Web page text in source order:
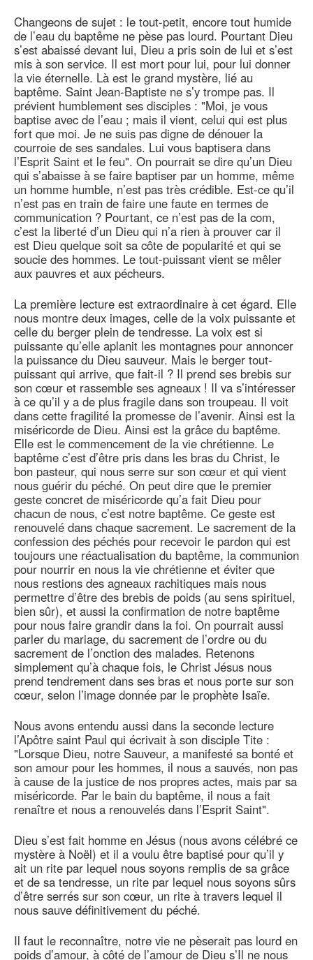
Changeons de sujet : le tout-petit, encore tout humide
de l’eau du baptême ne pèse pas lourd. Pourtant Dieu
s’est abaissé devant lui, Dieu a pris soin de lui et s’est
mis à son service. Il est mort pour lui, pour lui donner
la vie éternelle. Là est le grand mystère, lié au
baptême. Saint Jean-Baptiste ne s’y trompe pas. Il
prévient humblement ses disciples : "Moi, je vous
baptise avec de l’eau ; mais il vient, celui qui est plus
fort que moi. Je ne suis pas digne de dénouer la
courroie de ses sandales. Lui vous baptisera dans
l’Esprit Saint et le feu". On pourrait se dire qu’un Dieu
qui s’abaisse à se faire baptiser par un homme, même
un homme humble, n’est pas très crédible. Est-ce qu’il
n’est pas en train de faire une faute en termes de
communication ? Pourtant, ce n’est pas de la com,
c’est la liberté d’un Dieu qui n’a rien à prouver car il
est Dieu quelque soit sa côte de popularité et qui se
soucie des hommes. Le tout-puissant vient se mêler
aux pauvres et aux pécheurs.
La première lecture est extraordinaire à cet égard. Elle
nous montre deux images, celle de la voix puissante et
celle du berger plein de tendresse. La voix est si
puissante qu’elle aplanit les montagnes pour annoncer
la puissance du Dieu sauveur. Mais le berger tout-
puissant qui arrive, que fait-il ? Il prend ses brebis sur
son cœur et rassemble ses agneaux ! Il va s’intéresser
à ce qu’il y a de plus fragile dans son troupeau. Il voit
dans cette fragilité la promesse de l’avenir. Ainsi est la
miséricorde de Dieu. Ainsi est la grâce du baptême.
Elle est le commencement de la vie chrétienne. Le
baptême c’est d’être pris dans les bras du Christ, le
bon pasteur, qui nous serre sur son cœur et qui vient
nous guérir du péché. On peut dire que le premier
geste concret de miséricorde qu’a fait Dieu pour
chacun de nous, c’est notre baptême. Ce geste est
renouvelé dans chaque sacrement. Le sacrement de la
confession des péchés pour recevoir le pardon qui est
toujours une réactualisation du baptême, la communion
pour nourrir en nous la vie chrétienne et éviter que
nous restions des agneaux rachitiques mais nous
permettre d’être des brebis de poids (au sens spirituel,
bien sûr), et aussi la confirmation de notre baptême
pour nous faire grandir dans la foi. On pourrait aussi
parler du mariage, du sacrement de l’ordre ou du
sacrement de l’onction des malades. Retenons
simplement qu’à chaque fois, le Christ Jésus nous
prend tendrement dans ses bras et nous porte sur son
cœur, selon l’image donnée par le prophète Isaïe.
Nous avons entendu aussi dans la seconde lecture
l’Apôtre saint Paul qui écrivait à son disciple Tite :
"Lorsque Dieu, notre Sauveur, a manifesté sa bonté et
son amour pour les hommes, il nous a sauvés, non pas
à cause de la justice de nos propres actes, mais par sa
miséricorde. Par le bain du baptême, il nous a fait
renaître et nous a renouvelés dans l’Esprit Saint".
Dieu s’est fait homme en Jésus (nous avons célébré ce
mystère à Noël) et il a voulu être baptisé pour qu’il y
ait un rite par lequel nous soyons remplis de sa grâce
et de sa tendresse, un rite par lequel nous soyons sûrs
d’être serrés sur son cœur, un rite à travers lequel il
nous sauve définitivement du péché.
Il faut le reconnaître, notre vie ne pèserait pas lourd en
poids d’amour, à côté de l’amour de Dieu s’Il ne nous